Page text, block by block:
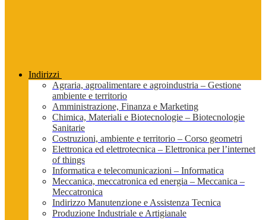
Indirizzi
Agraria, agroalimentare e agroindustria – Gestione
ambiente e territorio
Amministrazione, Finanza e Marketing
Chimica, Materiali e Biotecnologie – Biotecnologie
Sanitarie
Costruzioni, ambiente e territorio – Corso geometri
Elettronica ed elettrotecnica – Elettronica per l’internet
of things
Informatica e telecomunicazioni – Informatica
Meccanica, meccatronica ed energia – Meccanica –
Meccatronica
Indirizzo Manutenzione e Assistenza Tecnica
Produzione Industriale e Artigianale